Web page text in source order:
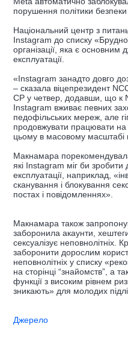
порушення політики безпеки
Національний центр з
Instagram до списку
організації, яка є основним
експлуатації.
«Instagram занадто довго
– сказала віцепрезидент
CP у четвер, додавши, що к
Instagram вживає певних
педофільських мереж, але
продовжувати працювати
цьому в масовому масштабі
Макнамара
які Instagram міг би зробити
експлуатації, наприклад,
сканування і блокування
постах і повідомленнях».
Макнамара також
заборонила акаунти,
сексуалізує неповнолітніх.
заборонити дорослим
неповнолітніх у списку
на сторінці “знайомств”, а
функції з високим рівнем
зникають» для молодих
Джерело